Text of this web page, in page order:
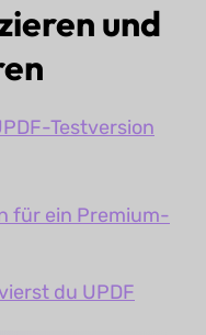
und
Testversion
für ein Premium-
du UPDF